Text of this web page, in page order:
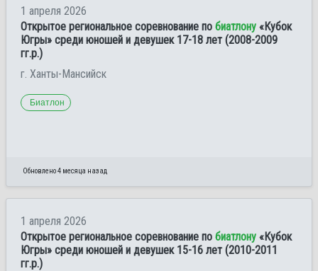
1 апреля 2026
Открытое региональное соревнование по биатлону «Кубок
Югры» среди юношей и девушек 17-18 лет (2008-2009
гг.р.)
г. Ханты-Мансийск
Биатлон
Обновлено 4 месяца назад
1 апреля 2026
Открытое региональное соревнование по биатлону «Кубок
Югры» среди юношей и девушек 15-16 лет (2010-2011
гг.р.)